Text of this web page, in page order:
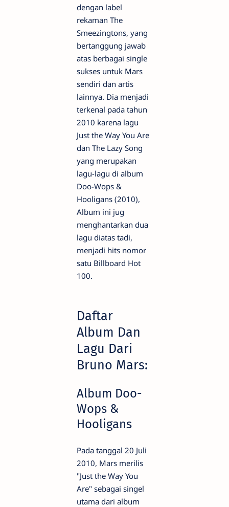
dengan label
rekaman The
Smeezingtons, yang
bertanggung jawab
atas berbagai single
sukses untuk Mars
sendiri dan artis
lainnya. Dia menjadi
terkenal pada tahun
2010 karena lagu
Just the Way You Are
dan The Lazy Song
yang merupakan
lagu-lagu di album
Doo-Wops &
Hooligans (2010),
Album ini jug
menghantarkan dua
lagu diatas tadi,
menjadi hits nomor
satu Billboard Hot
100.
Daftar
Album Dan
Lagu Dari
Bruno Mars:
Album Doo-
Wops &
Hooligans
Pada tanggal 20 Juli
2010, Mars merilis
"Just the Way You
Are" sebagai singel
utama dari album